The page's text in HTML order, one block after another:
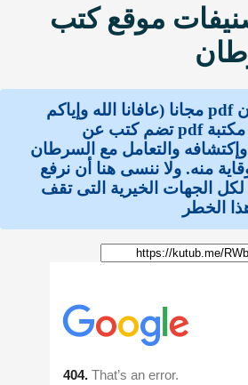
موقع كتب
مكتبة كتب السرطان pdf مجانا (عافانا الله وإياكم
وشفى مرضانا) هى مكتبة pdf تضم كتب عن
والتعامل مع السرطان
منه. ولا ننسى هنا أن نرفع
لكل الجهات الخيرية التى تقف
الخطر